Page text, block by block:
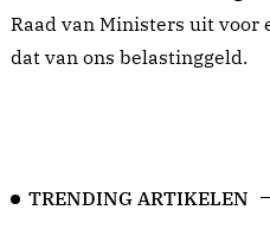
Raad van Ministers uit voor
dat van ons belastinggeld.
TRENDING ARTIKELEN